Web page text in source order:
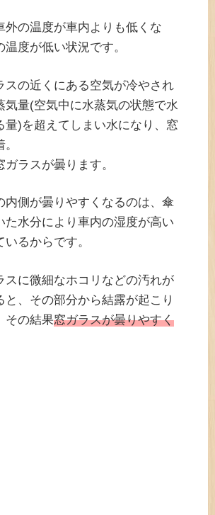
外の温度が車内よりも低くな
温度が低い状況です。
スの近くにある空気が冷やされ
気量(空気中に水蒸気の状態で水
量)を超えてしまい水になり、窓
ガラスが曇ります。
内側が曇りやすくなるのは、傘
た水分により車内の湿度が高い
るからです。
スに微細なホコリなどの汚れが
と、その部分から結露が起こり
その結果窓ガラスが曇りやすく